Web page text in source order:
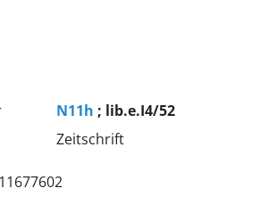
N11h ; lib.e.I4/52
Zeitschrift